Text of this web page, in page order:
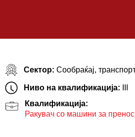
Сектор: Сообраќај,
Ниво на квалификација:
Квалификација:
Ракувач со машини за